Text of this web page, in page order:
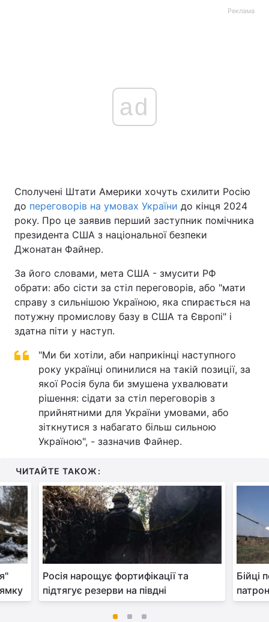
Реклама
ad
Сполучені Штати Америки хочуть схилити Росію
до переговорів на умовах України до кінця 2024
року. Про це заявив перший заступник помічника
президента США з національної безпеки
Джонатан Файнер.
За його словами, мета США - змусити РФ
обрати: або сісти за стіл переговорів, або "мати
справу з сильнішою Україною, яка спирається на
потужну промислову базу в США та Європі" і
здатна піти у наступ.
"Ми би хотіли, аби наприкінці наступного
року українці опинилися на такій позиції, за
якої Росія була би змушена ухвалювати
рішення: сідати за стіл переговорів з
прийнятними для України умовами, або
зіткнутися з набагато більш сильною
Україною", - зазначив Файнер.
ЧИТАЙТЕ ТАКОЖ:
Росія нарощує фортифікації та
підтягує резерви на півдні
Бійці